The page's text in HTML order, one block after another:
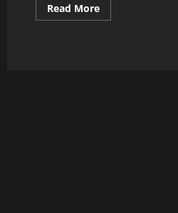
Read MoreRead
more